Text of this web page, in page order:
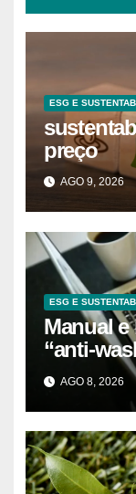
ESG E
preço
AGO 9, 2026
ESG E
Manual
“anti-
empresas
AGO 8, 2026